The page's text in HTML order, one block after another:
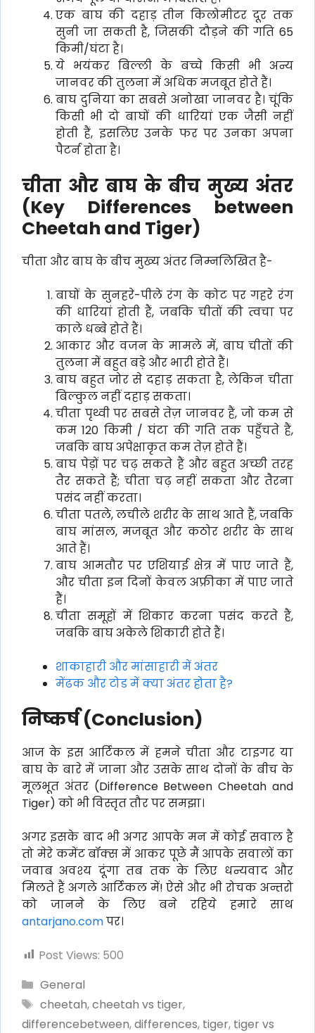
एक बाघ की दहाड़ तीन किलोमीटर दूर तक
सुनी जा सकती है, जिसकी दौड़ने की गति 65
किमी/घंटा है।
ये भयंकर बिल्ली के बच्चे किसी भी अन्य
जानवर की तुलना में अधिक मजबूत होते हैं।
बाघ दुनिया का सबसे अनोखा जानवर है। चूंकि
किसी भी दो बाघों की धारियां एक जैसी नहीं
होती हैं, इसलिए उनके फर पर उनका अपना
पैटर्न होता है।
चीता और बाघ के बीच मुख्य अंतर
(Key Differences between
Cheetah and Tiger)
चीता और बाघ के बीच मुख्य अंतर निम्नलिखित है-
बाघों के सुनहरे-पीले रंग के कोट पर गहरे रंग
की धारियां होती हैं, जबकि चीतों की त्वचा पर
काले धब्बे होते हैं।
आकार और वजन के मामले में, बाघ चीतों की
तुलना में बहुत बड़े और भारी होते हैं।
बाघ बहुत जोर से दहाड़ सकता है, लेकिन चीता
बिल्कुल नहीं दहाड़ सकता।
चीता पृथ्वी पर सबसे तेज़ जानवर हैं, जो कम से
कम 120 किमी / घंटा की गति तक पहुँचते हैं,
जबकि बाघ अपेक्षाकृत कम तेज़ होते हैं।
बाघ पेड़ों पर चढ़ सकते हैं और बहुत अच्छी तरह
तैर सकते हैं; चीता चढ़ नहीं सकता और तैरना
पसंद नहीं करता।
चीता पतले, लचीले शरीर के साथ आते हैं, जबकि
बाघ मांसल, मजबूत और कठोर शरीर के साथ
आते हैं।
बाघ आमतौर पर एशियाई क्षेत्र में पाए जाते हैं,
और चीता इन दिनों केवल अफ्रीका में पाए जाते
हैं।
चीता समूहों में शिकार करना पसंद करते हैं,
जबकि बाघ अकेले शिकारी होते हैं।
शाकाहारी और मांसाहारी में अंतर
मेंढक और टोड में क्या अंतर होता है?
निष्कर्ष (Conclusion)
आज के इस आर्टिकल में हमने चीता और टाइगर या
बाघ के बारे में जाना और उसके साथ दोनों के बीच के
मूलभूत अंतर (Difference Between Cheetah and
Tiger) को भी विस्तृत तौर पर समझा।
अगर इसके बाद भी अगर आपके मन में कोई सवाल है
तो मेरे कमेंट बॉक्स में आकर पूछे मैं आपके सवालों का
जवाब अवश्य दूंगा तब तक के लिए धन्यवाद और
मिलते हैं अगले आर्टिकल में! ऐसे और भी रोचक अन्तरो
को जानने के लिए बने रहिये हमारे साथ
antarjano.comपर।
Post Views: 500
Categories
General
Tags
cheetah,cheetah vs tiger,
differencebetween,differences, tiger, tiger vs